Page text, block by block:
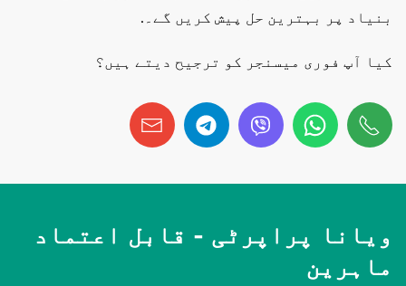
بنیاد پر بہترین حل پیش کریں گے۔.
کیا آپ فوری میسنجر کو ترجیح دیتے ہیں؟
ویانا پراپرٹی - قابل اعتماد
ماہرین